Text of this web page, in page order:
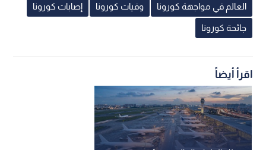
العالم في مواجهة كورونا وفيات كورونا إصابات كورونا
جائحة كورونا
اقرأ أيضاً